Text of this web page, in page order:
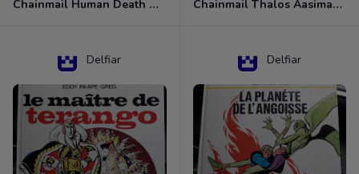
Chainmail Human Death Cleric Chainmail Thalos Aasimar Cleric
Delfiar Delfiar